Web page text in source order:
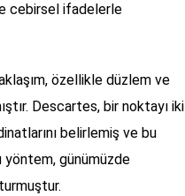
cebirsel ifadelerle
özellikle düzlem ve
Descartes, bir noktayı iki
belirlemiş ve bu
yöntem, günümüzde